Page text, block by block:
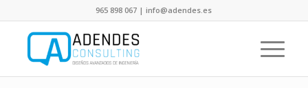
965 898 067 | info@adendes.es